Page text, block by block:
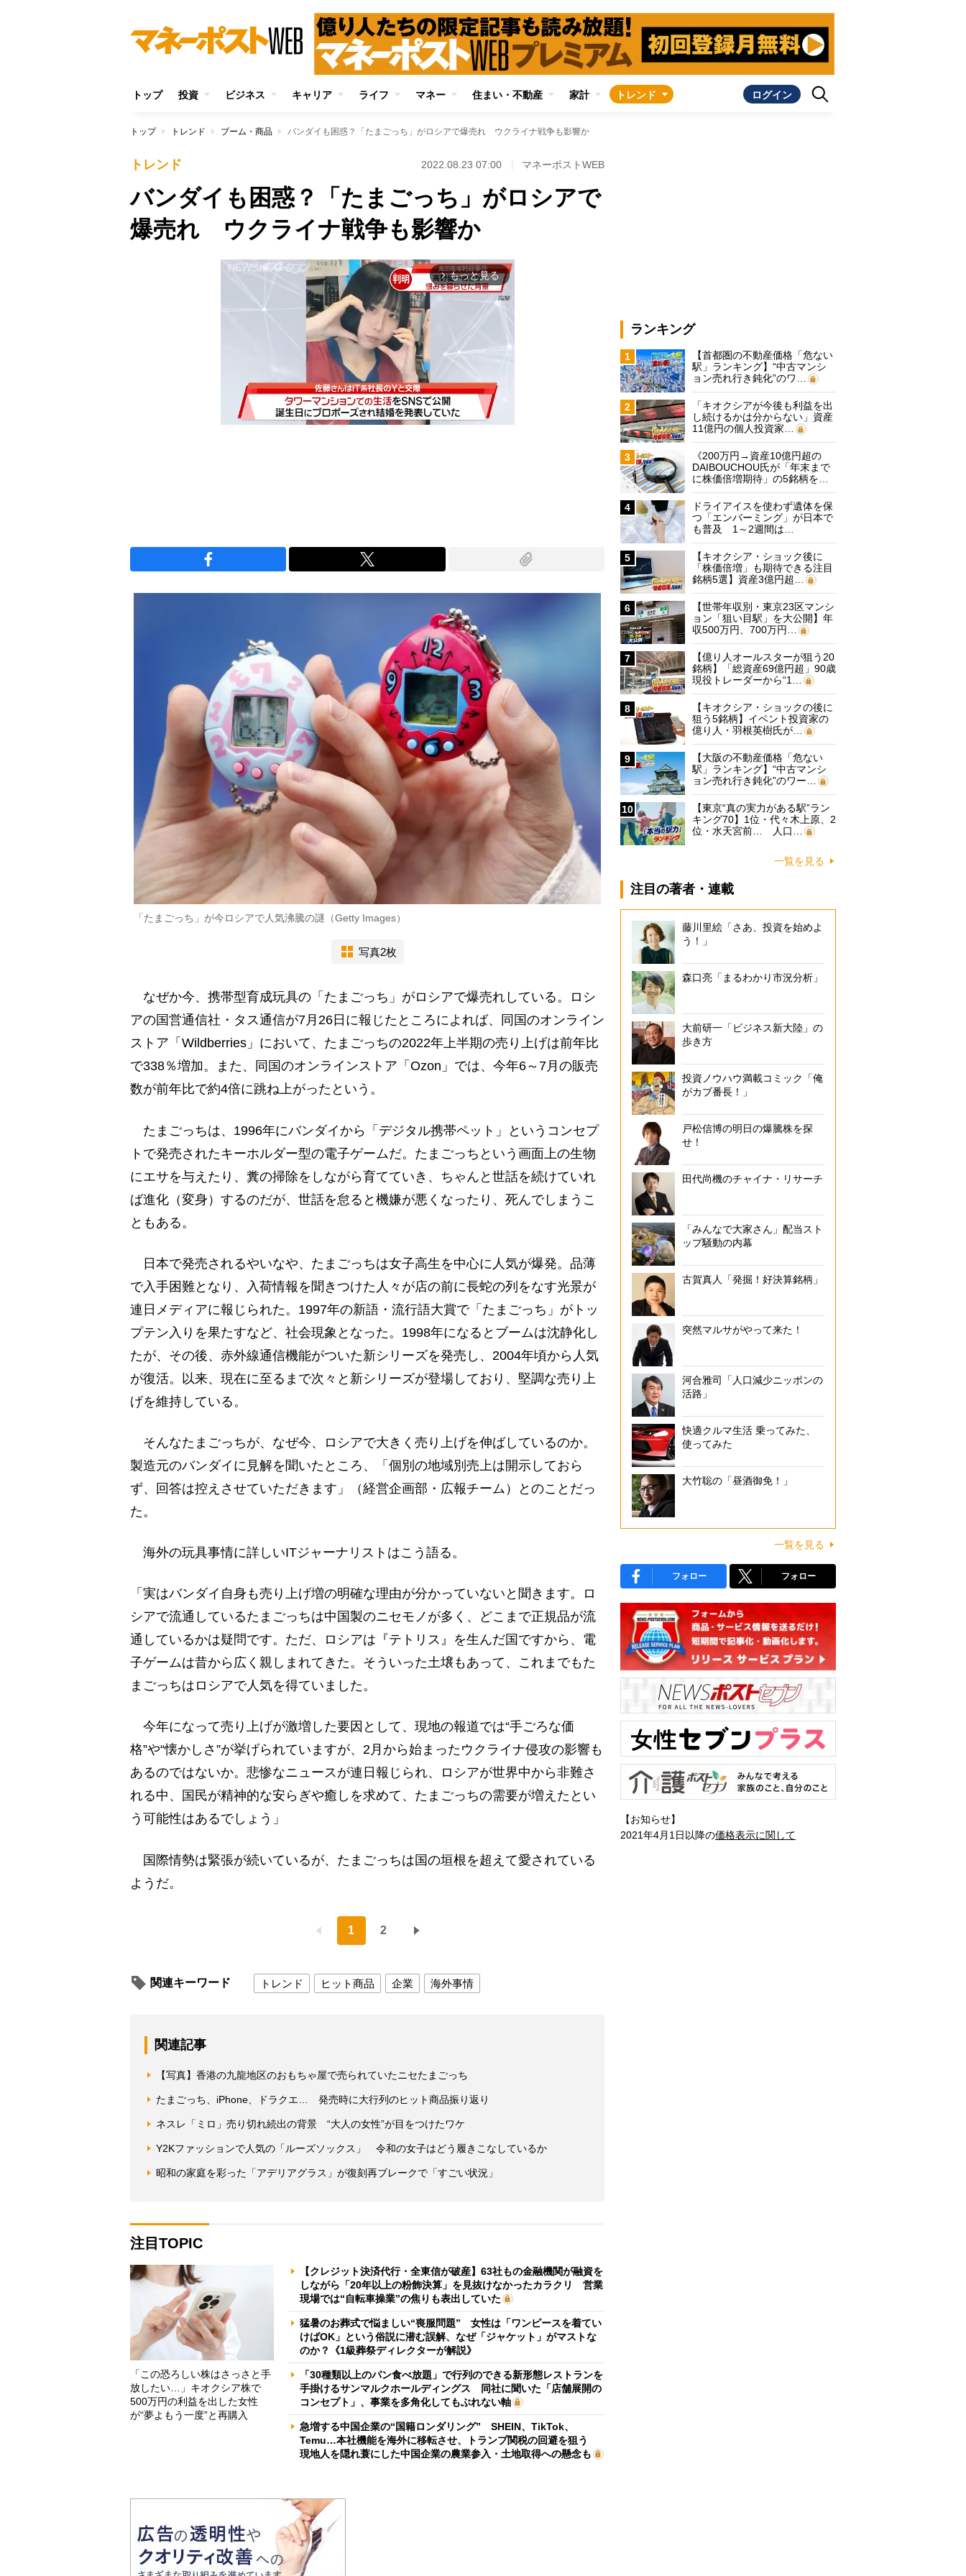
トップ 投資 ビジネス キャリア ライフ マネー 住まい・不動産 家計 トレンド ログイン
トップ トレンド ブーム・商品 バンダイも困惑？「たまごっち」がロシアで爆売れ ウクライナ戦争も影響か
トレンド 2022.08.23 07:00 マネーポストWEB
バンダイも困惑？「たまごっち」がロシアで
爆売れ ウクライナ戦争も影響か
arrow_forward_ios もっと見る
「たまごっち」が今ロシアで人気沸騰の謎（Getty Images）
写真2枚
なぜか今、携帯型育成玩具の「たまごっち」がロシアで爆売れしている。ロシ
アの国営通信社・タス通信が7月26日に報じたところによれば、同国のオンライン
ストア「Wildberries」において、たまごっちの2022年上半期の売り上げは前年比
で338％増加。また、同国のオンラインストア「Ozon」では、今年6～7月の販売
数が前年比で約4倍に跳ね上がったという。
たまごっちは、1996年にバンダイから「デジタル携帯ペット」というコンセプ
トで発売されたキーホルダー型の電子ゲームだ。たまごっちという画面上の生物
にエサを与えたり、糞の掃除をしながら育てていき、ちゃんと世話を続けていれ
ば進化（変身）するのだが、世話を怠ると機嫌が悪くなったり、死んでしまうこ
ともある。
日本で発売されるやいなや、たまごっちは女子高生を中心に人気が爆発。品薄
で入手困難となり、入荷情報を聞きつけた人々が店の前に長蛇の列をなす光景が
連日メディアに報じられた。1997年の新語・流行語大賞で「たまごっち」がトッ
プテン入りを果たすなど、社会現象となった。1998年になるとブームは沈静化し
たが、その後、赤外線通信機能がついた新シリーズを発売し、2004年頃から人気
が復活。以来、現在に至るまで次々と新シリーズが登場しており、堅調な売り上
げを維持している。
そんなたまごっちが、なぜ今、ロシアで大きく売り上げを伸ばしているのか。
製造元のバンダイに見解を聞いたところ、「個別の地域別売上は開示しておら
ず、回答は控えさせていただきます」（経営企画部・広報チーム）とのことだっ
た。
海外の玩具事情に詳しいITジャーナリストはこう語る。
「実はバンダイ自身も売り上げ増の明確な理由が分かっていないと聞きます。ロ
シアで流通しているたまごっちは中国製のニセモノが多く、どこまで正規品が流
通しているかは疑問です。ただ、ロシアは『テトリス』を生んだ国ですから、電
子ゲームは昔から広く親しまれてきた。そういった土壌もあって、これまでもた
まごっちはロシアで人気を得ていました。
今年になって売り上げが激増した要因として、現地の報道では“手ごろな価
格”や“懐かしさ”が挙げられていますが、2月から始まったウクライナ侵攻の影響も
あるのではないか。悲惨なニュースが連日報じられ、ロシアが世界中から非難さ
れる中、国民が精神的な安らぎや癒しを求めて、たまごっちの需要が増えたとい
う可能性はあるでしょう」
国際情勢は緊張が続いているが、たまごっちは国の垣根を超えて愛されている
ようだ。
1 2
関連キーワード トレンド ヒット商品 企業 海外事情
関連記事
【写真】香港の九龍地区のおもちゃ屋で売られていたニセたまごっち
たまごっち、iPhone、ドラクエ… 発売時に大行列のヒット商品振り返り
ネスレ「ミロ」売り切れ続出の背景 “大人の女性”が目をつけたワケ
Y2Kファッションで人気の「ルーズソックス」 令和の女子はどう履きこなしているか
昭和の家庭を彩った「アデリアグラス」が復刻再ブレークで「すごい状況」
注目TOPIC
「この恐ろしい株はさっさと手
放したい…」キオクシア株で
500万円の利益を出した女性
が“夢よもう一度”と再購入
【クレジット決済代行・全東信が破産】63社もの金融機関が融資を
しながら「20年以上の粉飾決算」を見抜けなかったカラクリ 営業
現場では“自転車操業”の焦りも表出していた
猛暑のお葬式で悩ましい“喪服問題” 女性は「ワンピースを着てい
けばOK」という俗説に潜む誤解、なぜ「ジャケット」がマストな
のか？《1級葬祭ディレクターが解説》
「30種類以上のパン食べ放題」で行列のできる新形態レストランを
手掛けるサンマルクホールディングス 同社に聞いた「店舗展開の
コンセプト」、事業を多角化してもぶれない軸
急増する中国企業の“国籍ロンダリング” SHEIN、TikTok、
Temu…本社機能を海外に移転させ、トランプ関税の回避を狙う
現地人を隠れ蓑にした中国企業の農業参入・土地取得への懸念も
ランキング
1
【首都圏の不動産価格「危ない
駅」ランキング】“中古マンシ
ョン売れ行き鈍化”のワ…
2
「キオクシアが今後も利益を出
し続けるかは分からない」資産
11億円の個人投資家…
3
《200万円→資産10億円超の
DAIBOUCHOU氏が「年末まで
に株価倍増期待」の5銘柄を…
4
ドライアイスを使わず遺体を保
つ「エンバーミング」が日本で
も普及 1～2週間は…
5
【キオクシア・ショック後に
「株価倍増」も期待できる注目
銘柄5選】資産3億円超…
6
【世帯年収別・東京23区マンシ
ョン「狙い目駅」を大公開】年
収500万円、700万円…
7
【億り人オールスターが狙う20
銘柄】「総資産69億円超」90歳
現役トレーダーから“1…
8
【キオクシア・ショックの後に
狙う5銘柄】イベント投資家の
億り人・羽根英樹氏が…
9
【大阪の不動産価格「危ない
駅」ランキング】“中古マンシ
ョン売れ行き鈍化”のワー…
10
【東京“真の実力がある駅”ラン
キング70】1位・代々木上原、2
位・水天宮前… 人口…
一覧を見る
注目の著者・連載
藤川里絵「さあ、投資を始めよ
う！」
森口亮「まるわかり市況分析」
大前研一「ビジネス新大陸」の
歩き方
投資ノウハウ満載コミック「俺
がカブ番長！」
戸松信博の明日の爆騰株を探
せ！
田代尚機のチャイナ・リサーチ
「みんなで大家さん」配当スト
ップ騒動の内幕
古賀真人「発掘！好決算銘柄」
突然マルサがやって来た！
河合雅司「人口減少ニッポンの
活路」
快適クルマ生活 乗ってみた、
使ってみた
大竹聡の「昼酒御免！」
一覧を見る
フォロー フォロー
【お知らせ】
2021年4月1日以降の価格表示に関して